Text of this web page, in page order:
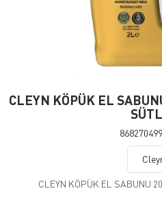
CLEYN KÖPÜK EL
CLEYN KÖPÜK EL SABUNU